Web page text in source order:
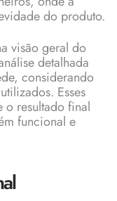
do produto.
visão geral do
detalhada
considerando
Esses
o resultado final
funcional e